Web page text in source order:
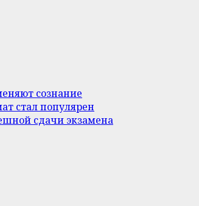
сознание
стал популярен
сдачи экзамена